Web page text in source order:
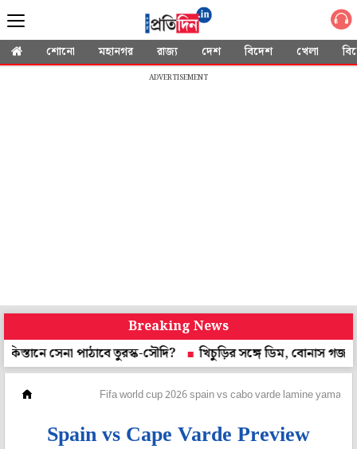
শোনো মহানগর রাজ্য দেশ বিদেশ খেলা
ADVERTISEMENT
Breaking News
পাঠাবে তুরস্ক-সৌদি?
খিচুড়ির সঙ্গে ডিম, বোনাস গজা,
Fifa world cup 2026 spain vs cabo varde lamine yamal
Spain vs Cape Varde Preview